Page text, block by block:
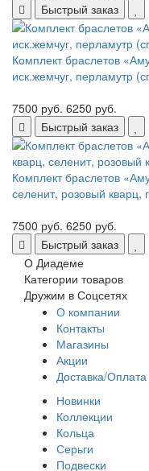
Быстрый заказ
Комплект браслетов
иск.жемчуг, перламутр
7500 руб. 6250 руб.
Быстрый заказ
Комплект браслетов
селенит, розовый кварц,
7500 руб. 6250 руб.
Быстрый заказ
О Диадеме
Категории товаров
Дружим в Соцсетях
О компании
Контакты
Магазины
Акции
Доставка/Оплата
Новинки
Коллекции
Кольца
Серьги
Подвески